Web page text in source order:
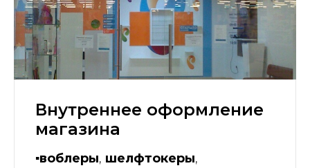
Внутреннее оформление
магазина
▪️воблеры, шелфтокеры,